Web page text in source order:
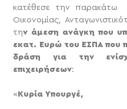
κατέθεσε την
Οικονομίας,
την άμεση ανάγκη που
εκατ. Ευρώ του ΕΣΠΑ που
δράση για την
επιχειρήσεων:
«Κυρία Υπουργέ,